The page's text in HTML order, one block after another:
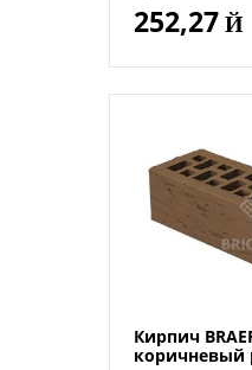
252,27Й
Кирпич
коричневый